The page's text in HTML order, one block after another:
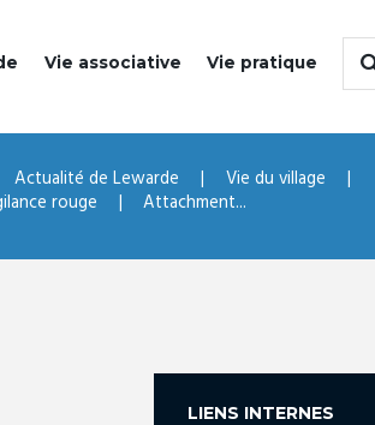
Vie associative Vie pratique
Actualité de Lewarde
Vie du village
rouge
Attachment...
LIENS INTERNES